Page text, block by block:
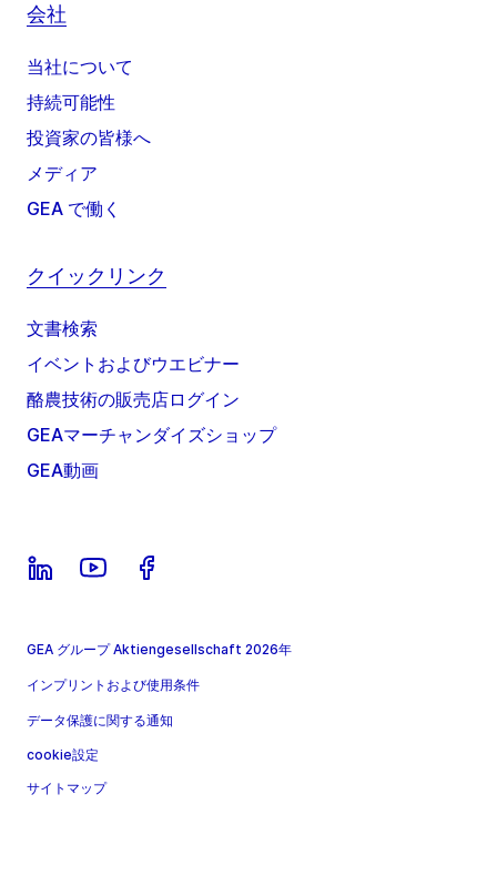
会社
当社について
持続可能性
投資家の皆様へ
メディア
GEA で働く
クイックリンク
文書検索
イベントおよびウエビナー
酪農技術の販売店ログイン
GEAマーチャンダイズショップ
GEA動画
GEA グループ Aktiengesellschaft 2026年
インプリントおよび使用条件
データ保護に関する通知
cookie設定
サイトマップ